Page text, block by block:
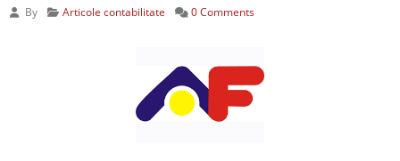
By Articole contabilitate 0 Comments